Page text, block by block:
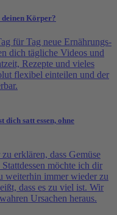
Körper?
für Tag neue Ernährungs-
dich tägliche Videos und
Rezepte und vieles
flexibel einteilen und der
dich satt essen, ohne
erklären, dass Gemüse
möchte ich dir
weiterhin immer wieder zu
dass es zu viel ist. Wir
Ursachen heraus.